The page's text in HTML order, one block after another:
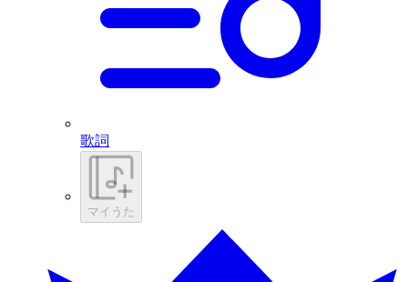
歌詞
マイうた